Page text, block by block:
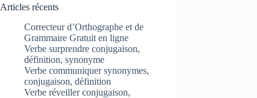
Articles récents
Correcteur d’Orthographe et de
Grammaire Gratuit en ligne
Verbe surprendre conjugaison,
définition, synonyme
Verbe communiquer synonymes,
conjugaison, définition
Verbe réveiller conjugaison,